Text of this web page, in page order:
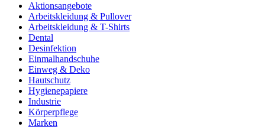
Aktionsangebote
Arbeitskleidung & Pullover
Arbeitskleidung & T-Shirts
Dental
Desinfektion
Einmalhandschuhe
Einweg & Deko
Hautschutz
Hygienepapiere
Industrie
Körperpflege
Marken